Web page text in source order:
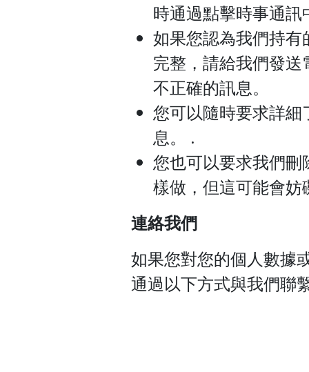
時通過點擊時事通
如果您認為我們持
完整，請給我們發
不正確的訊息。
您可以隨時要求詳
息。 .
您也可以要求我們
樣做，但這可能會
連絡我們
如果您對您的個人數據
通過以下方式與我們聯